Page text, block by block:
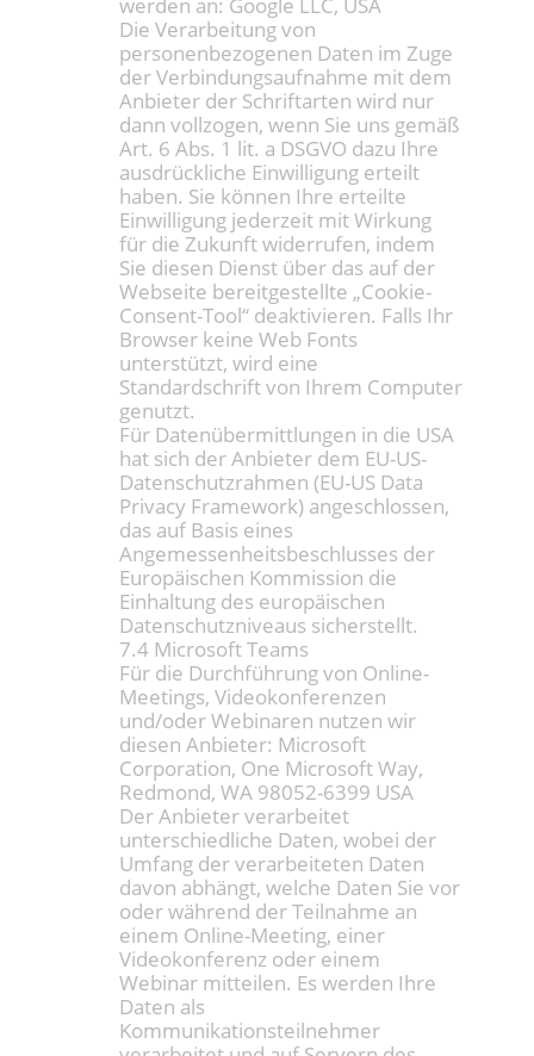
werden an: Google LLC, USA
Die Verarbeitung von
personenbezogenen Daten im Zuge
der Verbindungsaufnahme mit dem
Anbieter der Schriftarten wird nur
dann vollzogen, wenn Sie uns gemäß
Art. 6 Abs. 1 lit. a DSGVO dazu Ihre
ausdrückliche Einwilligung erteilt
haben. Sie können Ihre erteilte
Einwilligung jederzeit mit Wirkung
für die Zukunft widerrufen, indem
Sie diesen Dienst über das auf der
Webseite bereitgestellte „Cookie-
Consent-Tool“ deaktivieren. Falls Ihr
Browser keine Web Fonts
unterstützt, wird eine
Standardschrift von Ihrem Computer
genutzt.
Für Datenübermittlungen in die USA
hat sich der Anbieter dem EU-US-
Datenschutzrahmen (EU-US Data
Privacy Framework) angeschlossen,
das auf Basis eines
Angemessenheitsbeschlusses der
Europäischen Kommission die
Einhaltung des europäischen
Datenschutzniveaus sicherstellt.
7.4 Microsoft Teams
Für die Durchführung von Online-
Meetings, Videokonferenzen
und/oder Webinaren nutzen wir
diesen Anbieter: Microsoft
Corporation, One Microsoft Way,
Redmond, WA 98052-6399 USA
Der Anbieter verarbeitet
unterschiedliche Daten, wobei der
Umfang der verarbeiteten Daten
davon abhängt, welche Daten Sie vor
oder während der Teilnahme an
einem Online-Meeting, einer
Videokonferenz oder einem
Webinar mitteilen. Es werden Ihre
Daten als
Kommunikationsteilnehmer